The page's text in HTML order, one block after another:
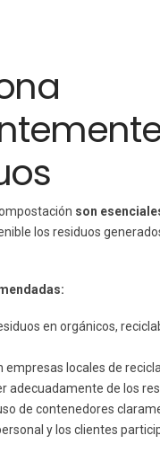
son
los residuos
en orgánicos,
empresas locales de
adecuadamente de los
de contenedores
y los clientes